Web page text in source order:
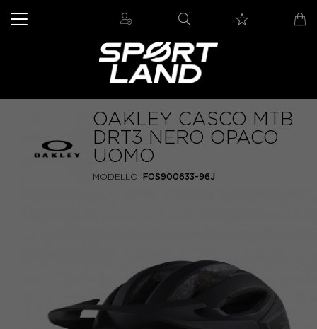
OAKLEY CASCO MTB
DRT3 NERO OPACO
UOMO
MODELLO: FOS900633-96J